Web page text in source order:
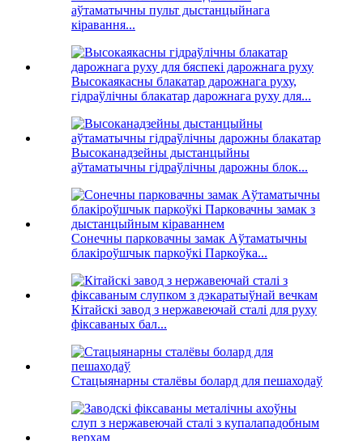
аўтаматычны пульт дыстанцыйнага
кіравання...
Высокаякасны блакатар дарожнага руху,
гідраўлічны блакатар дарожнага руху для...
Высоканадзейны дыстанцыйны
аўтаматычны гідраўлічны дарожны блок...
Сонечны парковачны замак Аўтаматычны
блакіроўшчык паркоўкі Паркоўка...
Кітайскі завод з нержавеючай сталі для руху
фіксаваных бал...
Стацыянарны сталёвы болард для пешаходаў